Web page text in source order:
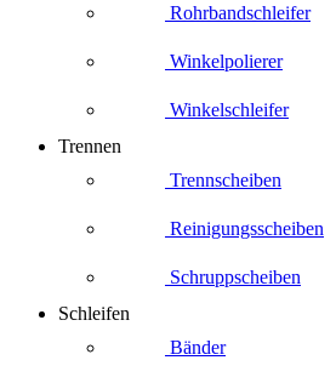
Rohrbandschleifer
Winkelpolierer
Winkelschleifer
Trennen
Trennscheiben
Reinigungsscheiben
Schruppscheiben
Schleifen
Bänder